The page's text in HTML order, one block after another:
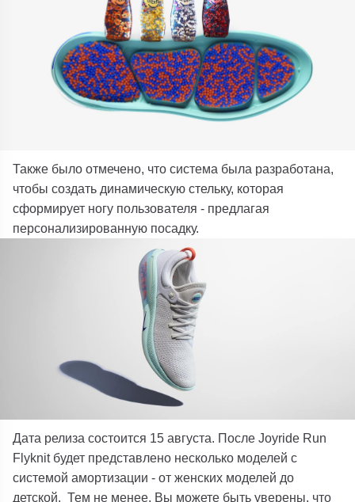
Также было отмечено, что система была разработана,
чтобы создать динамическую стельку, которая
сформирует ногу пользователя - предлагая
персонализированную посадку.
Дата релиза состоится 15 августа. После Joyride Run
Flyknit будет представлено несколько моделей с
системой амортизации - от женских моделей до
детской. Тем не менее, Вы можете быть уверены, что